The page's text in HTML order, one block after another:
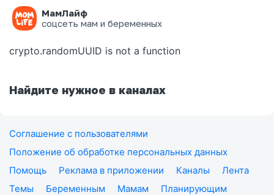
МамЛайф
соцсеть мам и беременных
Ошибка на странице
crypto.randomUUID is not a function
Найдите нужное в каналах
Соглашение с пользователями
Положение об обработке персональных данных
Помощь
Реклама в приложении Каналы
Лента
Темы
Беременным Мамам
Планирующим